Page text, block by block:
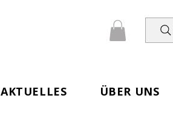
AKTUELLES ÜBER UNS